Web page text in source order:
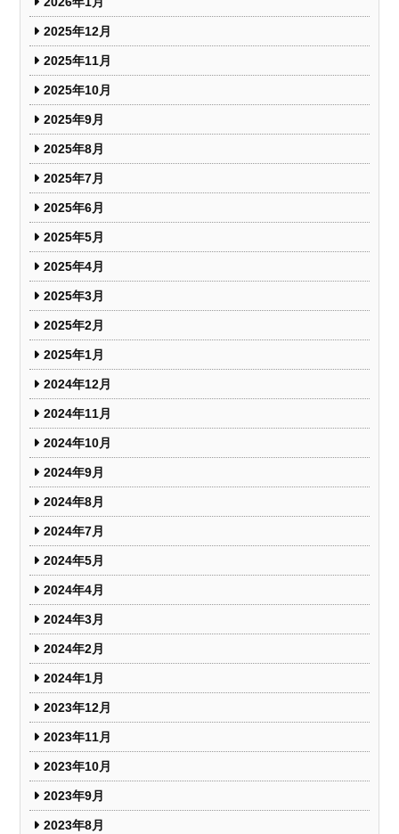
2025年12月
2025年11月
2025年10月
2025年9月
2025年8月
2025年7月
2025年6月
2025年5月
2025年4月
2025年3月
2025年2月
2025年1月
2024年12月
2024年11月
2024年10月
2024年9月
2024年8月
2024年7月
2024年5月
2024年4月
2024年3月
2024年2月
2024年1月
2023年12月
2023年11月
2023年10月
2023年9月
2023年8月